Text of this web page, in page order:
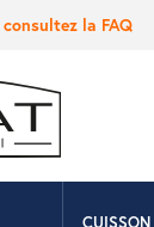
consultez la FAQ
CUISSON